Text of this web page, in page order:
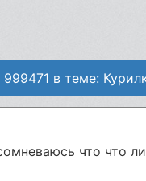
в теме:
что что